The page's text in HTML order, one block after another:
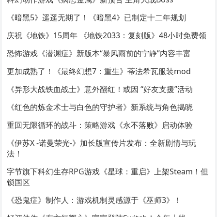
《暗黑5》遥遥无期了！《暗黑4》已制定十二年规划
庆祝《地铁》15周年 《地铁2033：复刻版》48小时免费领
恐怖游戏《潜渊症》新版本“暴风雨前的宁静”内容丰富
更加成熟了！《最终幻想7：重生》蒂法希瓦服装mod
《异形大战铁血战士》意外翻红！或因 “好友支援”活动
《红色的炼金术士与白色的守护者》新系统与角色揭晓
重回无限循环的战斗：策略游戏《永不落败》启动体验
《伊苏X -诺曼荣光-》加长版宣传片发布：全新剧情与玩
法！
字节旗下科幻生存RPG游戏《星球：重启》上架Steam！但
锁国区
《恐鬼症》制作人：游戏机制灵感源于《巫师3》！